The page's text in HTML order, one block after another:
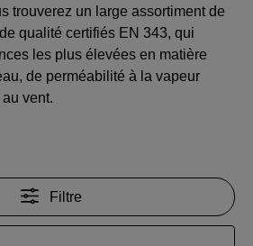
trouverez un large assortiment de
qualité certifiés EN 343, qui
les plus élevées en matière
de perméabilité à la vapeur
vent.
Filtre